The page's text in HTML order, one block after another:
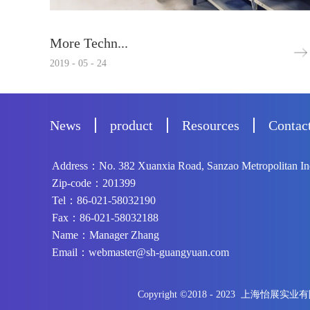
More Techn...
2019 - 05 - 24
News product Resources
Address：No. 382 Xuanxia Road, Sanzao Metropolitan
Zip-code：201399
Tel：86-021-58032190
Fax：86-021-58032188
Name：Manager Zhang
Email：webmaster@sh-guangyuan.com
Copyright ©2018 - 2023 上海怡展实业